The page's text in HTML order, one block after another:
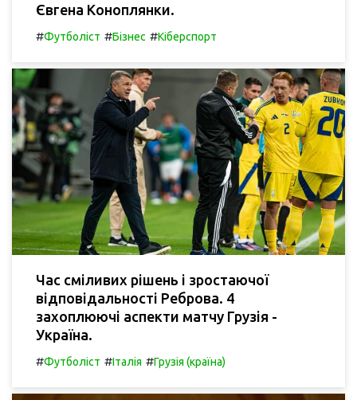
Євгена Коноплянки.
#Футболіст #Бізнес #Кіберспорт
Час сміливих рішень і зростаючої
відповідальності Реброва. 4
захоплюючі аспекти матчу Грузія -
Україна.
#Футболіст #Італія #Грузія (країна)